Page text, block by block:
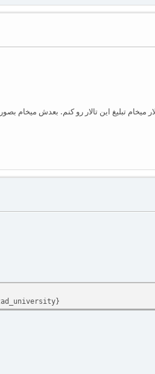
تبلیغ این تالار رو کنم. بعدش میخام